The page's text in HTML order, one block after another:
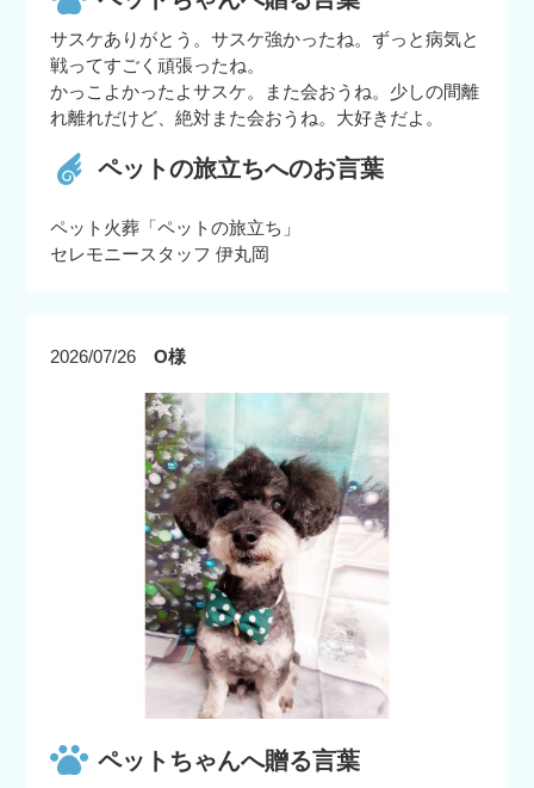
サスケありがとう。サスケ強かったね。ずっと病気と
戦ってすごく頑張ったね。
かっこよかったよサスケ。また会おうね。少しの間離
れ離れだけど、絶対また会おうね。大好きだよ。
ペットの旅立ちへのお言葉
ペット火葬「ペットの旅立ち」
セレモニースタッフ 伊丸岡
2026/07/26 O様
ペットちゃんへ贈る言葉